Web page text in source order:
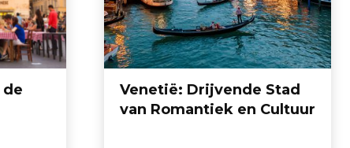
de
Venetië: Drijvende Stad
van Romantiek en Cultuur